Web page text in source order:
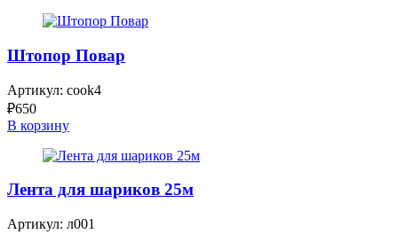
Штопор Повар
Артикул: cook4
₽650
В корзину
Лента для шариков 25м
Артикул: л001